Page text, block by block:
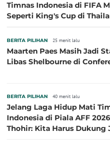
Timnas Indonesia di FIFA
Seperti King's Cup di
BERITA PILIHAN 25 menit lalu
Maarten Paes Masih Jadi
Libas Shelbourne di
BERITA PILIHAN 40 menit lalu
Jelang Laga Hidup Mati
Indonesia di Piala AFF
Thohir: Kita Harus Dukung